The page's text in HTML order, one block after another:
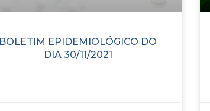
BOLETIM EPIDEMIOLÓGICO DO
DIA 30/11/2021